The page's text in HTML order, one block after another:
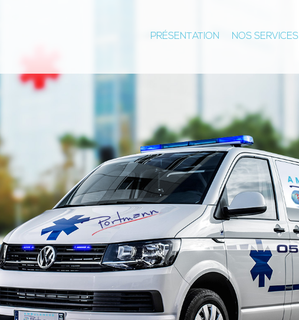
PRÉSENTATION NOS SERVICES